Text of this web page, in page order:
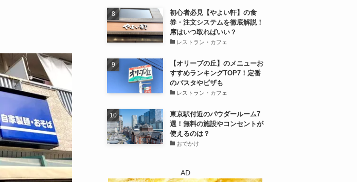
初心者必見【やよい軒】の食
券・注文システムを徹底解説！
席はいつ取ればいい？
レストラン・カフェ
【オリーブの丘】のメニューお
すすめランキングTOP7！定番
のパスタやピザも
レストラン・カフェ
東京駅付近のパウダールーム7
選！無料の施設やコンセントが
使えるのは？
おでかけ
AD